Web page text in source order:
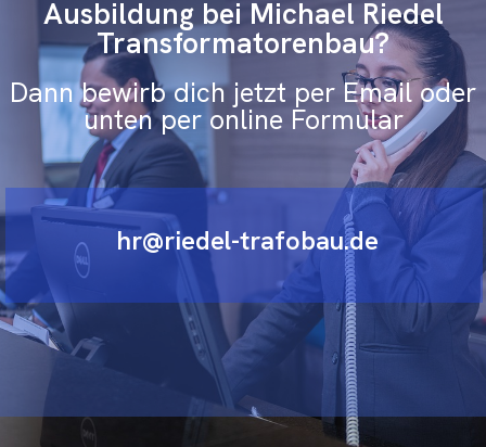
Ausbildung bei Michael Riedel
Transformatorenbau?
Dann bewirb dich jetzt per Email oder
unten per online Formular
hr@riedel-trafobau.de